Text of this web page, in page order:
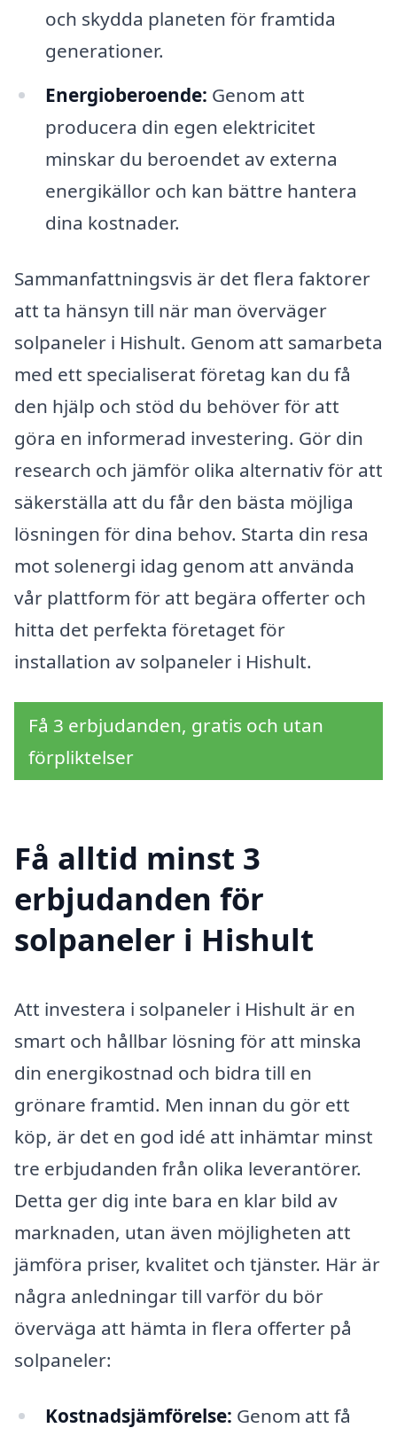
och skydda planeten för framtida
generationer.
Energioberoende: Genom att
producera din egen elektricitet
minskar du beroendet av externa
energikällor och kan bättre hantera
dina kostnader.
Sammanfattningsvis är det flera faktorer
att ta hänsyn till när man överväger
solpaneler i Hishult. Genom att samarbeta
med ett specialiserat företag kan du få
den hjälp och stöd du behöver för att
göra en informerad investering. Gör din
research och jämför olika alternativ för att
säkerställa att du får den bästa möjliga
lösningen för dina behov. Starta din resa
mot solenergi idag genom att använda
vår plattform för att begära offerter och
hitta det perfekta företaget för
installation av solpaneler i Hishult.
Få 3 erbjudanden, gratis och utan
förpliktelser
Få alltid minst 3
erbjudanden för
solpaneler i Hishult
Att investera i solpaneler i Hishult är en
smart och hållbar lösning för att minska
din energikostnad och bidra till en
grönare framtid. Men innan du gör ett
köp, är det en god idé att inhämtar minst
tre erbjudanden från olika leverantörer.
Detta ger dig inte bara en klar bild av
marknaden, utan även möjligheten att
jämföra priser, kvalitet och tjänster. Här är
några anledningar till varför du bör
överväga att hämta in flera offerter på
solpaneler:
Kostnadsjämförelse: Genom att få